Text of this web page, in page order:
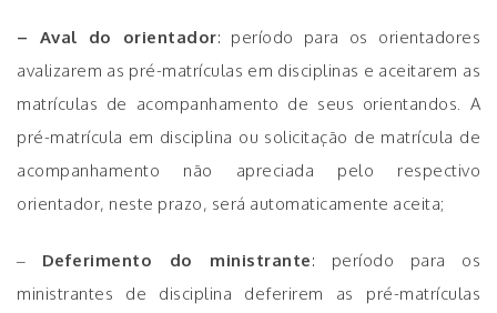
– Aval do orientador: período para os orientadores
avalizarem as pré-matrículas em disciplinas e aceitarem as
matrículas de acompanhamento de seus orientandos. A
pré-matrícula em disciplina ou solicitação de matrícula de
acompanhamento não apreciada pelo respectivo
orientador, neste prazo, será automaticamente aceita;
– Deferimento do ministrante: período para os
ministrantes de disciplina deferirem as pré-matrículas